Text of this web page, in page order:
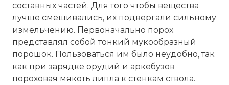
составных частей. Для того чтобы вещества
лучше смешивались, их подвергали сильному
измельчению. Первоначально порох
представлял собой тонкий мукообразный
порошок. Пользоваться им было неудобно, так
как при зарядке орудий и аркебузов
пороховая мякоть липла к стенкам ствола.